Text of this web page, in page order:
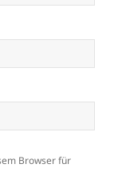
Browser für